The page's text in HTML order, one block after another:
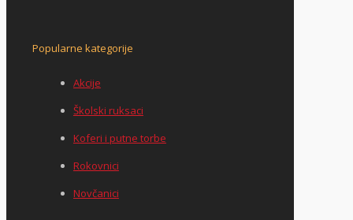
Popularne kategorije
Akcije
Školski ruksaci
Koferi i putne torbe
Rokovnici
Novčanici